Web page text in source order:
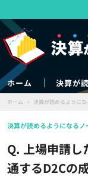
ホーム 決算が
ホーム › 決算が読めるようにな
Q. 上場申請
通するD2Cの
決算が読めるようになるノ